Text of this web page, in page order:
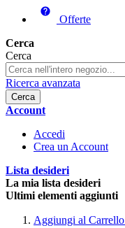
Offerte
Cerca
Cerca
Ricerca avanzata
Cerca
Account
Accedi
Crea un Account
Lista desideri
La mia lista desideri
Ultimi elementi aggiunti
Aggiungi al Carrello